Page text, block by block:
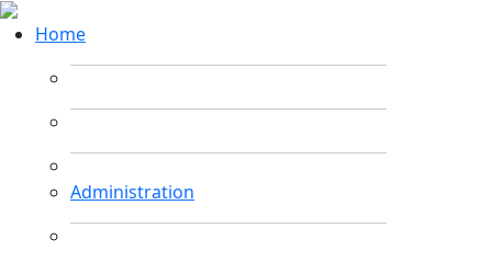
Home
Administration